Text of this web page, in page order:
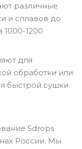
различные
и сплавов до
1000-1200
для
обработки или
быстрой сушки
5drops
России. Мы